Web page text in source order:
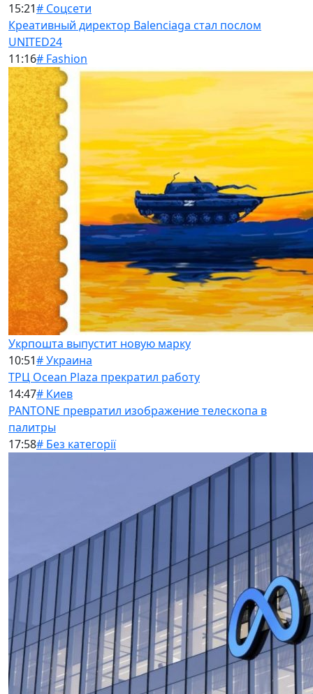
15:21# Соцсети
Креативный директор Balenciaga стал послом
UNITED24
11:16# Fashion
Укрпошта выпустит новую марку
10:51# Украина
ТРЦ Ocean Plaza прекратил работу
14:47# Киев
PANTONE превратил изображение телескопа в
палитры
17:58# Без категорії